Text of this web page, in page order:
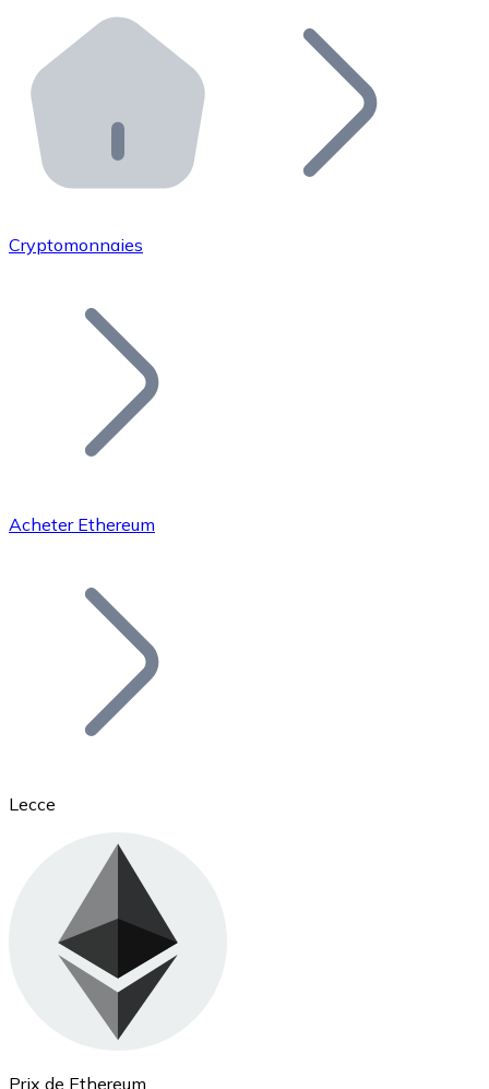
Distributeurs automatiques Bitnovo
Intégrez un ATM Bitnovo dans votre entreprise et
API Bitnovo
Intégrez notre API dans votre écosystème.
Rejoignez notre réseau de distributeurs et
Ajoutez le token de votre projet à notre service
Bitcoin
Ethereum
ETH
Cryptomonnaies
Acheter Ethereum
Lecce
Prix de Ethereum